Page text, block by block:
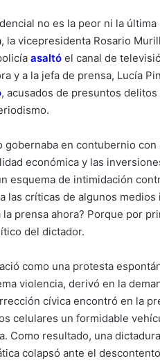
no es la peor ni la
la vicepresidenta Rosario
asaltó el canal de
y a la jefa de prensa, Lucía
, acusados de presuntos delitos
en contubernio
económica y las
esquema de intimidación
las críticas de algunos
prensa ahora? Porque por
del dictador.
como una protesta
violencia, derivó en la
cívica encontró en la
celulares un formidable
Como resultado, una
colapsó ante el